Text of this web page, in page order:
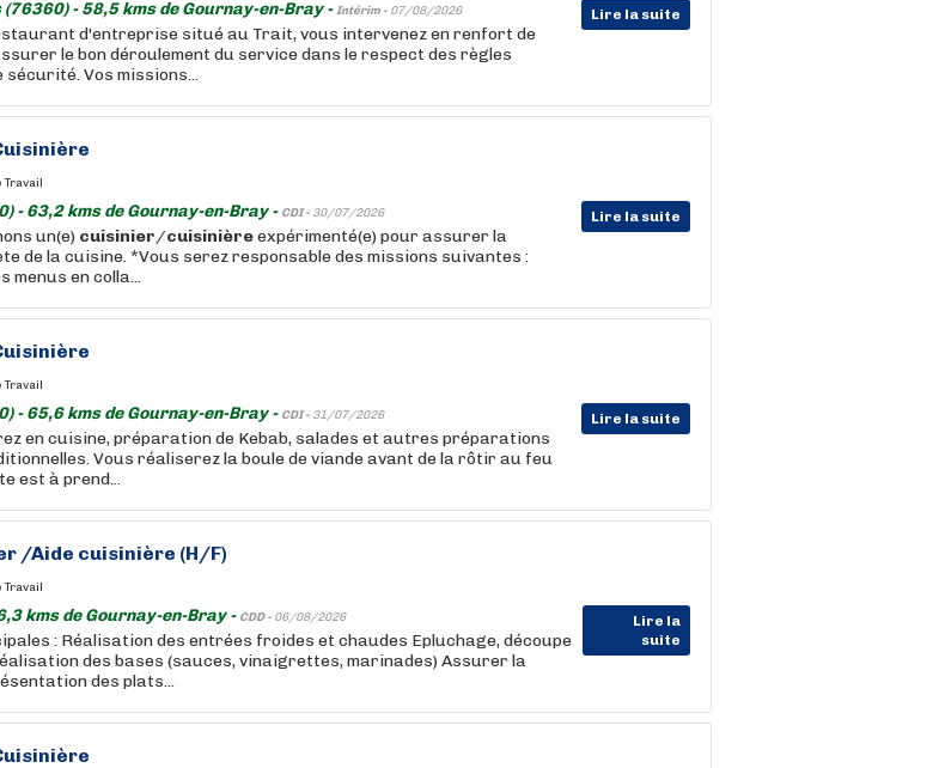
- 58,5 kms de Gournay-en-Bray -Intérim - 07/08/2026 Lire la suite
d'entreprise situé au Trait, vous intervenez en renfort de
le bon déroulement du service dans le respect des règles
sécurité. Vos missions...
Travail
- 63,2 kms de Gournay-en-Bray - CDI - 30/07/2026 Lire la suite
un(e) cuisinier/cuisinièreexpérimenté(e) pour assurer la
de la cuisine. *Vous serez responsable des missions suivantes :
menus en colla...
Travail
- 65,6 kms de Gournay-en-Bray - CDI - 31/07/2026 Lire la suite
en cuisine, préparation de Kebab, salades et autres préparations
Vous réaliserez la boule de viande avant de la rôtir au feu
est à prend...
/Aide cuisinière (H/F)
Travail
kms de Gournay-en-Bray - CDD - 06/08/2026
Lire la
suite
: Réalisation des entrées froides et chaudes Epluchage, découpe
des bases (sauces, vinaigrettes, marinades) Assurer la
des plats...